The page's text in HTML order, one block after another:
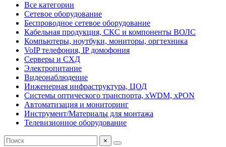
Все категории
Сетевое оборудование
Беспроводное сетевое оборудование
Кабельная продукция, СКС и компоненты ВОЛС
Компьютеры, ноутбуки, мониторы, оргтехника
VoIP телефония, IP домофония
Серверы и СХД
Электропитание
Видеонаблюдение
Инженерная инфраструктура, ЦОД
Системы оптического транспорта, xWDM, xPON
Автоматизация и мониторинг
Инструмент/Материалы для монтажа
Телевизионное оборудование
×